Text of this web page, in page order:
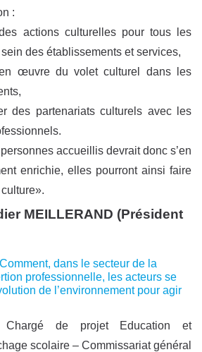
:
actions culturelles pour tous les
des établissements et services,
œuvre du volet culturel dans les
des partenariats culturels avec les
accueillis devrait donc s’en
enrichie, elles pourront ainsi faire
MEILLERAND (Président
dans le secteur de la
professionnelle, les acteurs se
de l’environnement pour agir
de projet Education et
scolaire – ‎Commissariat général